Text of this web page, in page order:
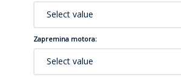
Select value
Zapremina motora:
Select value